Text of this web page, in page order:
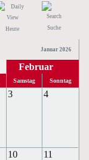
Heute Suche
Januar 2026
Februar
Samstag Sonntag
3 4
10 11